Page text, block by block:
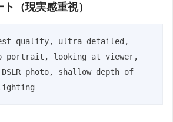
（現実感重視）
quality, ultra detailed,
portrait, looking at viewer,
photo, shallow depth of